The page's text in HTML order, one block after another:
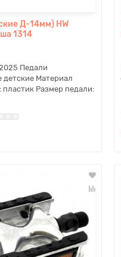
Д-14мм) HW
1314
Педали
детские Материал
пластик Размер педали: